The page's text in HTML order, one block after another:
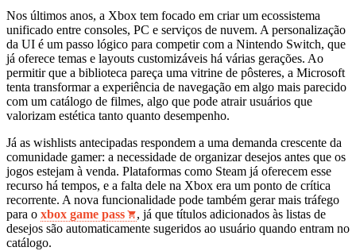
Nos últimos anos, a Xbox tem focado em criar um ecossistema
unificado entre consoles, PC e serviços de nuvem. A personalização
da UI é um passo lógico para competir com a Nintendo Switch, que
já oferece temas e layouts customizáveis há várias gerações. Ao
permitir que a biblioteca pareça uma vitrine de pôsteres, a Microsoft
tenta transformar a experiência de navegação em algo mais parecido
com um catálogo de filmes, algo que pode atrair usuários que
valorizam estética tanto quanto desempenho.
Já as wishlists antecipadas respondem a uma demanda crescente da
comunidade gamer: a necessidade de organizar desejos antes que os
jogos estejam à venda. Plataformas como Steam já oferecem esse
recurso há tempos, e a falta dele na Xbox era um ponto de crítica
recorrente. A nova funcionalidade pode também gerar mais tráfego
para o xbox game pass
, já que títulos adicionados às listas de
desejos são automaticamente sugeridos ao usuário quando entram no
catálogo.